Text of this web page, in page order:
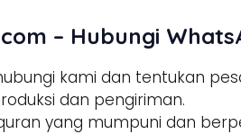
– Hubungi
kami dan tentukan
dan pengiriman.
yang mumpuni dan